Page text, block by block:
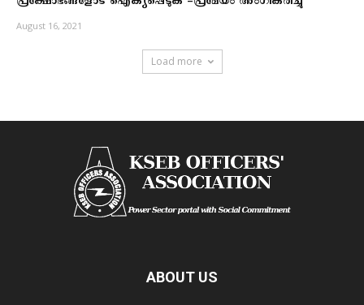
പ്രക്ഷോഭങ്ങളോട് ഐക്യപ്പെടുക -പ്രമേയം അംഗീകരിച്ചു
August 16, 2021
Load more
ABOUT US